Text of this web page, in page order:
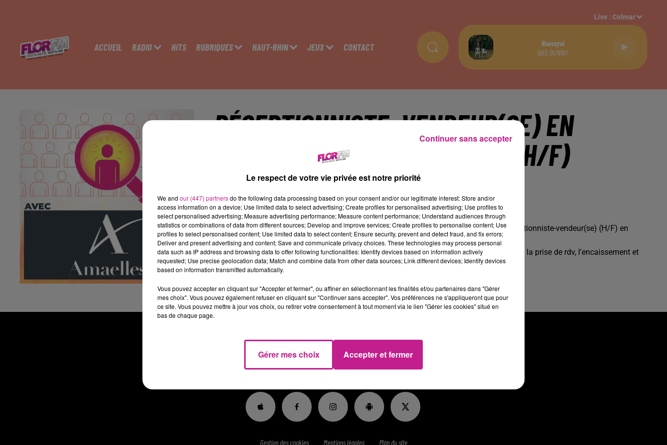
ACCUEIL RADIO HITS RUBRIQUES HAUT-RHIN JEUX CONTACT
Live :Colmar
Nuevayol
BAD BUNNY
RÉCEPTIONNISTE, VENDEUR(SE) EN
COSMÉTIQUE ET PARFUMERIE (H/F)
Mulhouse
Nous recherchons pour notre Maison de Beauté située au cœur de Mulhouse, un(e) réceptionniste-vendeur(se) (H/F) en
cosmétique et parfumerie.
Il/elle aura pour mission de s'occuper de l'accueil (physique et téléphonique) des clientes, la prise de rdv, l'encaissement et
de valoriser et vendre nos produits.
Gestion des cookies Mentions légales Plan du site
Le respect de votre vie privée est notre priorité
We and our (447) partnersdo the following data processing based on your consent and/or our legitimate interest: Store and/or
access information on a device; Use limited data to select advertising; Create profiles for personalised advertising; Use profiles to
select personalised advertising; Measure advertising performance; Measure content performance; Understand audiences through
statistics or combinations of data from different sources; Develop and improve services; Create profiles to personalise content; Use
profiles to select personalised content; Use limited data to select content; Ensure security, prevent and detect fraud, and fix errors;
Deliver and present advertising and content; Save and communicate privacy choices. These technologies may process personal
data such as IP address and browsing data to offer following functionalities: Identify devices based on information actively
requested; Use precise geolocation data; Match and combine data from other data sources; Link different devices; Identify devices
based on information transmitted automatically.
Vous pouvez accepter en cliquant sur "Accepter et fermer", ou affiner en sélectionnant les finalités et/ou partenaires dans "Gérer
mes choix". Vous pouvez également refuser en cliquant sur "Continuer sans accepter". Vos préférences ne s'appliqueront que pour
ce site. Vous pouvez mettre à jour vos choix, ou retirer votre consentement à tout moment via le lien "Gérer les cookies" situé en
bas de chaque page.
Gérer mes choix Accepter et fermer
Continuer sans accepter